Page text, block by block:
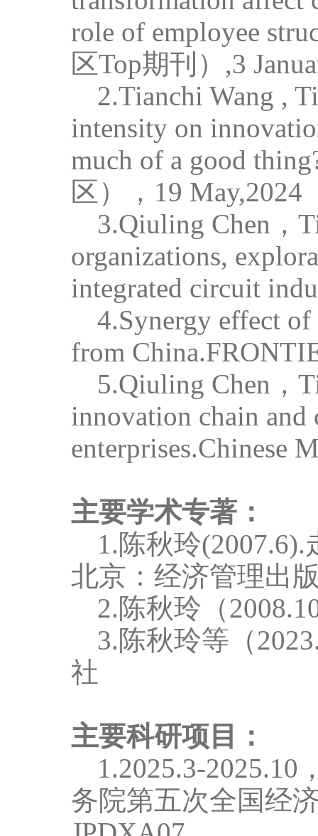
role of employee
区Top期刊） ,3
2.Tianchi Wang ,
intensity on
much of a good
区）， 19 May,2024
3.Qiuling Chen ，
organizations,
integrated circuit
4.Synergy effect
from
5.Qiuling Chen ，
innovation chain
enterprises.Chinese
主要学术专著：
1.陈秋玲(2007.6).
北京：经济管理出
2.陈秋玲（
3.陈秋玲等（
社
主要科研项目：
1.2025.3-2025.10
务院第五次全国经